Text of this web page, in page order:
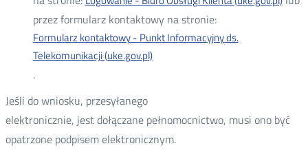
przez formularz kontaktowy na stronie:
Formularz kontaktowy - Punkt Informacyjny ds.
Telekomunikacji (uke.gov.pl)
.
Jeśli do wniosku, przesyłanego
elektronicznie, jest dołączane pełnomocnictwo, musi ono być
opatrzone podpisem elektronicznym.